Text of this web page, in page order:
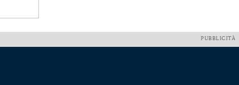
PUBBLICITÀ